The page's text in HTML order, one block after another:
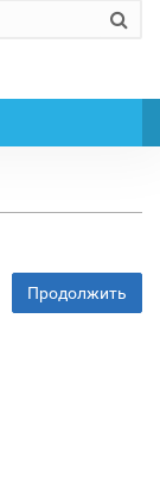
Продолжить